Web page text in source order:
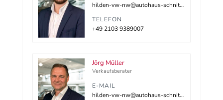
hilden-vw-nw@autohaus-schnitzler.dealerdesk.de
TELEFON
+49 2103 9389007
Jörg Müller
Verkaufsberater
E-MAIL
hilden-vw-nw@autohaus-schnitzler.dealerdesk.de